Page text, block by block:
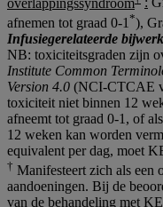
afnemen tot graad 0‑1 *),
Infusiegerelateerde
NB: toxiciteitsgraden zijn
Institute Common
Version 4.0 (NCI-CTCAE
toxiciteit niet binnen 12
afneemt tot graad 0‑1, of
12 weken kan worden
equivalent per dag, moet
† Manifesteert zich als een
aandoeningen. Bij de
van de behandeling met